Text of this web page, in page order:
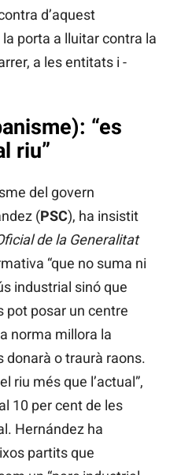
d’aquest
porta a lluitar contra la
a les entitats i -
“es
riu”
del govern
(PSC), ha insistit
de la Generalitat
“que no suma ni
industrial sinó que
pot posar un centre
norma millora la
donarà o traurà raons.
riu més que l’actual”,
10 per cent de les
Hernández ha
partits que